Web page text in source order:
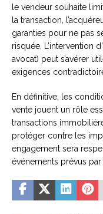
le vendeur souhaite
la transaction,
garanties pour ne pas
risquée. L’intervention
avocat) peut s’avérer
exigences
En définitive, les
vente jouent un rôle
transactions
protéger contre les
engagement sera
événements prévus